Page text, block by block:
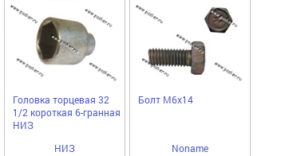
Головка торцевая 32
1/2 короткая 6-гранная
НИЗ
НИЗ
Болт М6х14
Noname